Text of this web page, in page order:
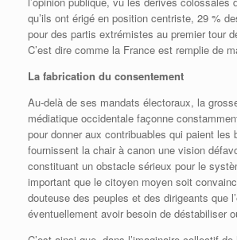
qu’ils ont érigé en position centriste, 29 %
pour des partis extrémistes au premier tour
C’est dire comme la France est remplie de
La fabrication du consentement
Au-delà de ses mandats électoraux, la
médiatique occidentale façonne
pour donner aux contribuables qui paient les
fournissent la chair à canon une vision
constituant un obstacle sérieux pour le
important que le citoyen moyen soit
douteuse des peuples et des dirigeants que
éventuellement avoir besoin de déstabiliser